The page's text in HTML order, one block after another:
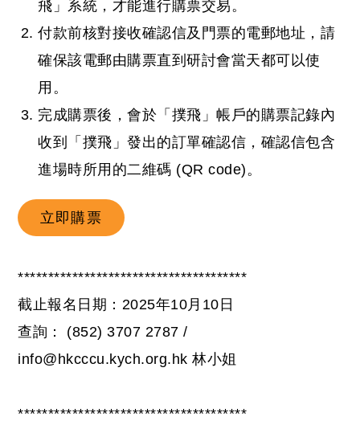
飛」系統，才能進行購票交易。
付款前核對接收確認信及門票的電郵地址，請
確保該電郵由購票直到研討會當天都可以使
用。
完成購票後，會於「撲飛」帳戶的購票記錄內
收到「撲飛」發出的訂單確認信，確認信包含
進場時所用的二維碼 (QR code)。
立即購票
**************************************
截止報名日期：2025年10月10日
查詢： (852) 3707 2787 /
info@hkcccu.kych.org.hk 林小姐
**************************************